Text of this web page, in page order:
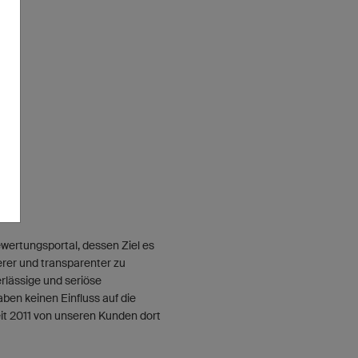
dessen Ziel es
und transparenter zu
und seriöse
keinen Einfluss auf die
2011 von unseren Kunden dort